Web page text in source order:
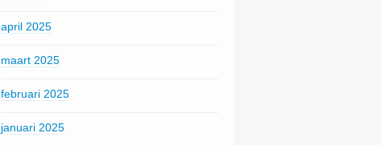
april 2025
maart 2025
februari 2025
januari 2025